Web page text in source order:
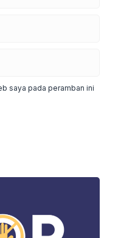
saya pada peramban ini